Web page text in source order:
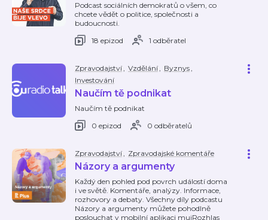
Podcast sociálních demokratů o všem, co
chcete vědět o politice, společnosti a
budoucnosti.
18 epizod
1 odběratel
Zpravodajství, Vzdělání, Byznys,
Investování
Naučím tě podnikat
Naučím tě podnikat
0 epizod
0 odběratelů
Zpravodajství, Zpravodajské komentáře
Názory a argumenty
Každý den pohled pod povrch událostí doma
i ve světě. Komentáře, analýzy. Informace,
rozhovory a debaty. Všechny díly podcastu
Názory a argumenty můžete pohodlně
poslouchat v mobilní aplikaci mujRozhlas